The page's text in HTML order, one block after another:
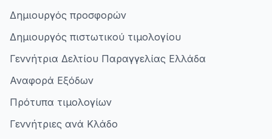
Δημιουργός προσφορών
Δημιουργός πιστωτικού τιμολογίου
Γεννήτρια Δελτίου Παραγγελίας Ελλάδα
Αναφορά Εξόδων
Πρότυπα τιμολογίων
Γεννήτριες ανά Κλάδο